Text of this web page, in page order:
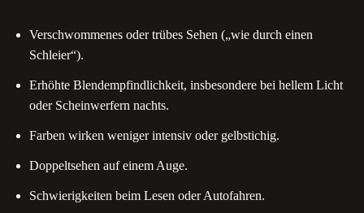
Verschwommenes oder trübes Sehen („wie durch einen
Schleier“).
Erhöhte Blendempfindlichkeit, insbesondere bei hellem Licht
oder Scheinwerfern nachts.
Farben wirken weniger intensiv oder gelbstichig.
Doppeltsehen auf einem Auge.
Schwierigkeiten beim Lesen oder Autofahren.